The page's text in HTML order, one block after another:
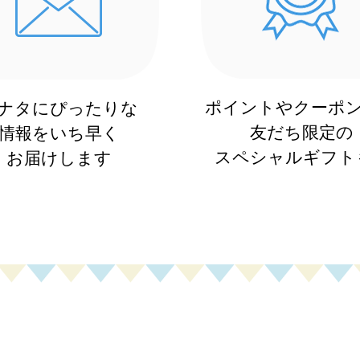
タにぴったりな
報をいち早く
お届けします
ポイントやクーポ
友だち限定の
スペシャルギフト